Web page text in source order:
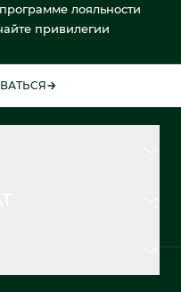
лояльности
привилегии